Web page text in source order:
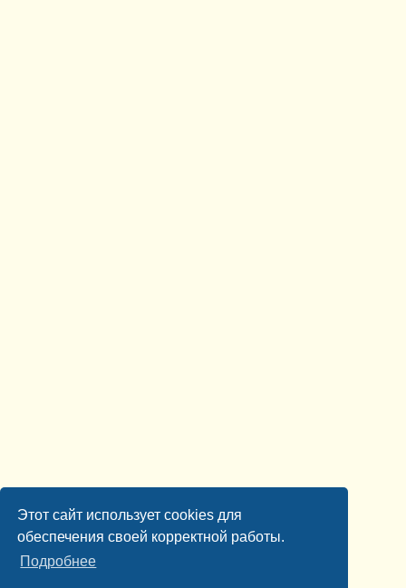
Этот сайт использует cookies для
обеспечения своей корректной работы.
Подробнее